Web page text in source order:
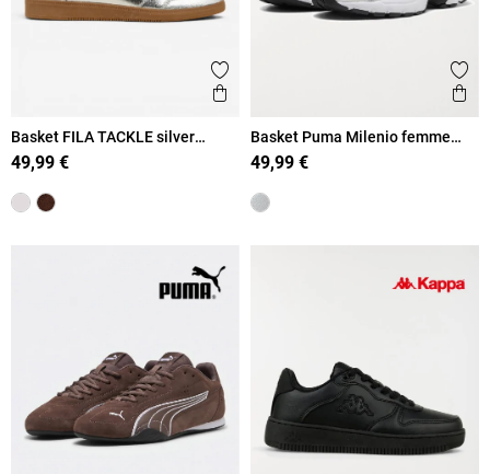
Ajouter aux favoris
Aperçu rapide
Basket FILA TACKLE silver
femme (36-41)
49,99 €
Basket Puma Milenio femme
(36-39)
49,99 €